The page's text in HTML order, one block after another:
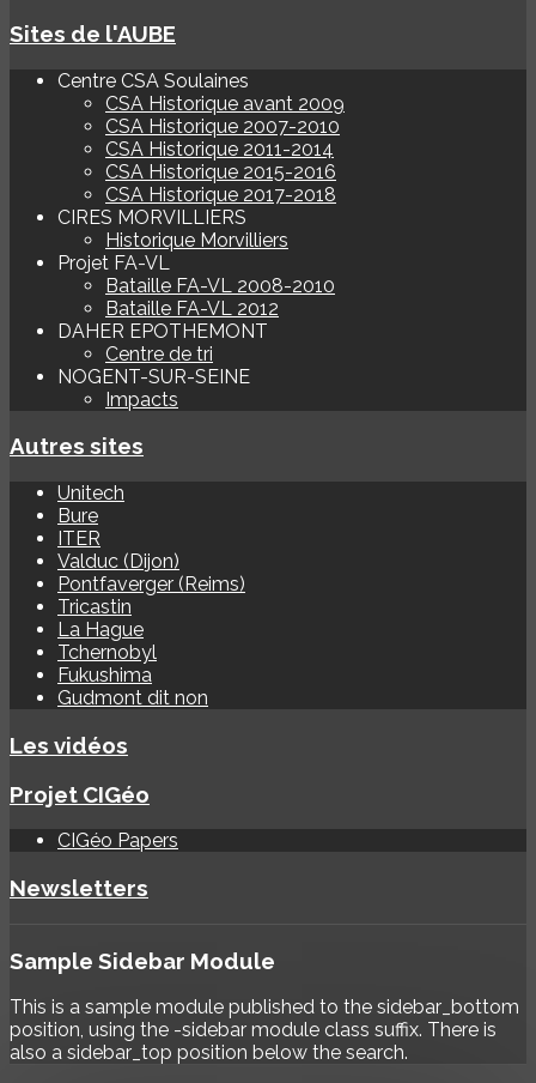
Sites de l'AUBE
Centre CSA Soulaines
CSA Historique avant 2009
CSA Historique 2007-2010
CSA Historique 2011-2014
CSA Historique 2015-2016
CSA Historique 2017-2018
CIRES MORVILLIERS
Historique Morvilliers
Projet FA-VL
Bataille FA-VL 2008-2010
Bataille FA-VL 2012
DAHER EPOTHEMONT
Centre de tri
NOGENT-SUR-SEINE
Impacts
Autres sites
Unitech
Bure
ITER
Valduc (Dijon)
Pontfaverger (Reims)
Tricastin
La Hague
Tchernobyl
Fukushima
Gudmont dit non
Les vidéos
Projet CIGéo
CIGéo Papers
Newsletters
Sample Sidebar Module
This is a sample module published to the sidebar_bottom
position, using the -sidebar module class suffix. There is
also a sidebar_top position below the search.